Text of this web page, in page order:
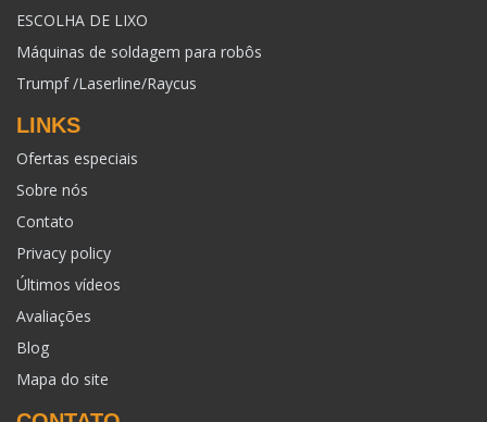
ESCOLHA DE LIXO
Máquinas de soldagem para robôs
Trumpf /Laserline/Raycus
LINKS
Ofertas especiais
Sobre nós
Contato
Privacy policy
Últimos vídeos
Avaliações
Blog
Mapa do site